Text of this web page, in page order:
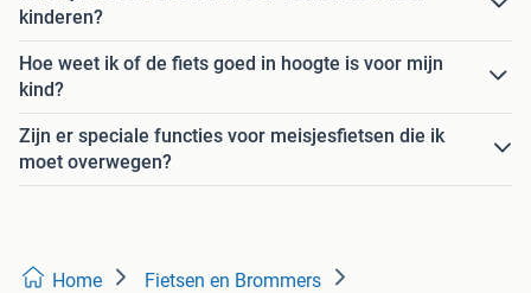
kinderen?
Hoe weet ik of de fiets goed in hoogte is voor mijn
kind?
Zijn er speciale functies voor meisjesfietsen die ik
moet overwegen?
Home Fietsen en Brommers